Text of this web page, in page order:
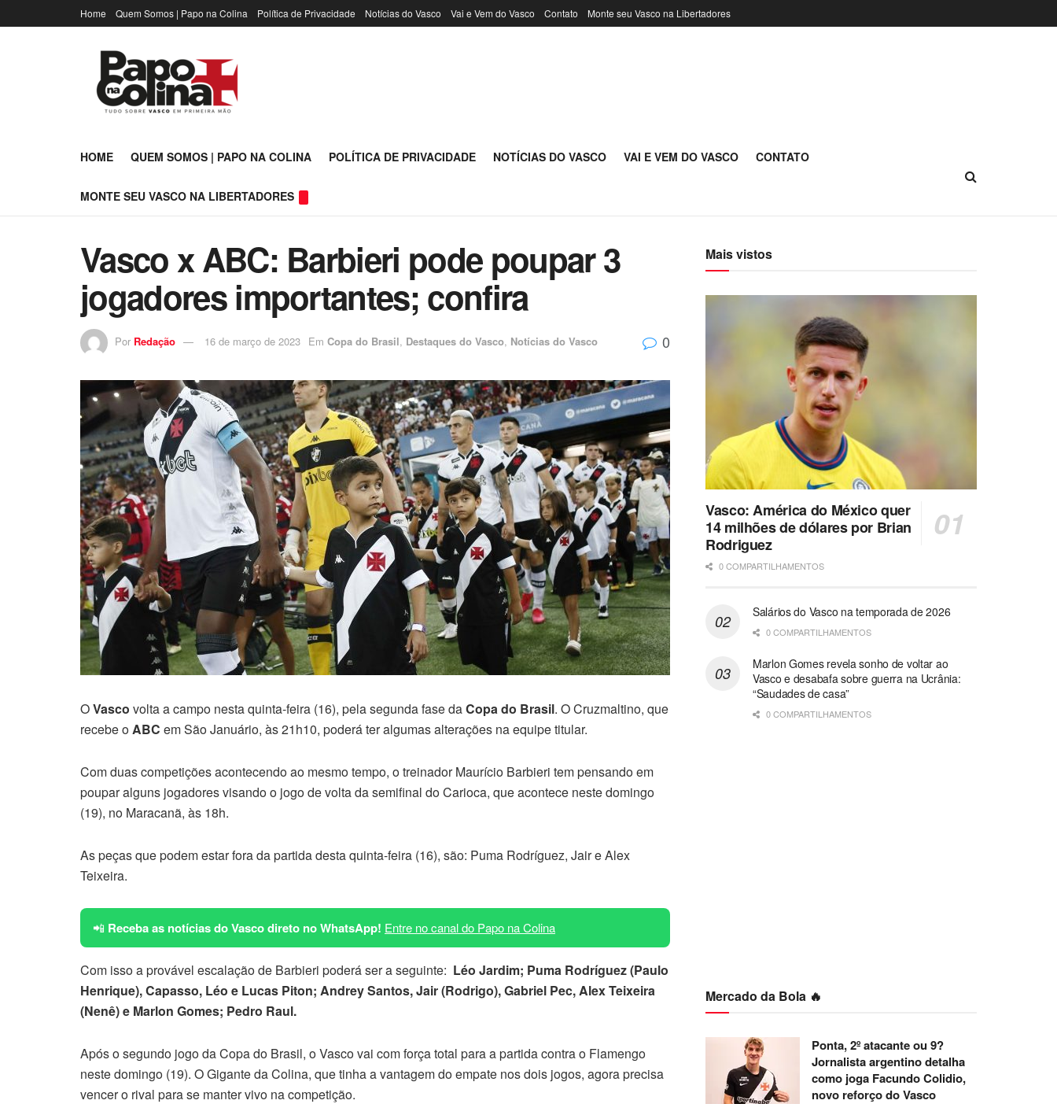
Home Quem Somos | Papo na Colina Política de Privacidade Notícias do Vasco Vai e Vem do Vasco Contato Monte seu Vasco na Libertadores
HOME QUEM SOMOS | PAPO NA COLINA POLÍTICA DE PRIVACIDADE NOTÍCIAS DO VASCO VAI E VEM DO VASCO CONTATO
MONTE SEU VASCO NA LIBERTADORES
Vasco x ABC: Barbieri pode poupar 3
jogadores importantes; confira
Por Redação 16 de março de 2023 Em Copa do Brasil, Destaques do Vasco, Notícias do Vasco 0
OVasco volta a campo nesta quinta-feira (16), pela segunda fase daCopa do Brasil. O Cruzmaltino, que
recebe oABC em São Januário, às 21h10, poderá ter algumas alterações na equipe titular.
Com duas competições acontecendo ao mesmo tempo, o treinador Maurício Barbieri tem pensando em
poupar alguns jogadores visando o jogo de volta da semifinal do Carioca, que acontece neste domingo
(19), no Maracanã, às 18h.
As peças que podem estar fora da partida desta quinta-feira (16), são: Puma Rodríguez, Jair e Alex
Teixeira.
📲 Receba as notícias do Vasco direto no WhatsApp! Entre no canal do Papo na Colina
Com isso a provável escalação de Barbieri poderá ser a seguinte: Léo Jardim; Puma Rodríguez (Paulo
Henrique), Capasso, Léo e Lucas Piton; Andrey Santos, Jair (Rodrigo), Gabriel Pec, Alex Teixeira
(Nenê) e Marlon Gomes; Pedro Raul.
Após o segundo jogo da Copa do Brasil, o Vasco vai com força total para a partida contra o Flamengo
neste domingo (19). O Gigante da Colina, que tinha a vantagem do empate nos dois jogos, agora precisa
vencer o rival para se manter vivo na competição.
Mais vistos
Vasco: América do México quer
14 milhões de dólares por Brian
Rodriguez
0 COMPARTILHAMENTOS
Salários do Vasco na temporada de 2026
0 COMPARTILHAMENTOS
Marlon Gomes revela sonho de voltar ao
Vasco e desabafa sobre guerra na Ucrânia:
“Saudades de casa”
0 COMPARTILHAMENTOS
Mercado da Bola 🔥
Ponta, 2º atacante ou 9?
Jornalista argentino detalha
como joga Facundo Colidio,
novo reforço do Vasco